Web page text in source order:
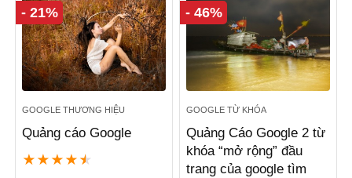
- 21%
GOOGLE THƯƠNG HIỆU
Quảng cáo Google
★ ★ ★ ★ ★
- 46%
GOOGLE TỪ KHÓA
Quảng Cáo Google 2 từ
khóa “mở rộng” đầu
trang của google tìm